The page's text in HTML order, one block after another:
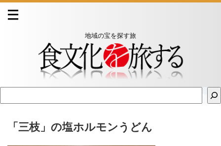
地域の宝を探す旅
「三枝」の塩ホルモンうどん